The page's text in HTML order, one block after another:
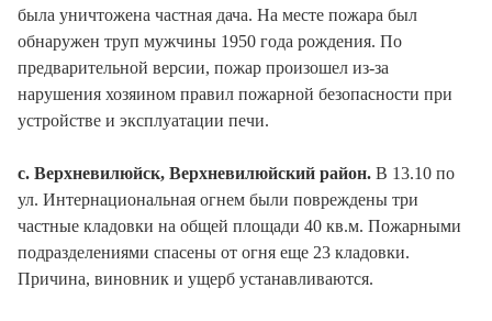
была уничтожена частная дача. На месте пожара был
обнаружен труп мужчины 1950 года рождения. По
предварительной версии, пожар произошел из-за
нарушения хозяином правил пожарной безопасности при
устройстве и эксплуатации печи.
с. Верхневилюйск, Верхневилюйский район. В 13.10 по
ул. Интернациональная огнем были повреждены три
частные кладовки на общей площади 40 кв.м. Пожарными
подразделениями спасены от огня еще 23 кладовки.
Причина, виновник и ущерб устанавливаются.